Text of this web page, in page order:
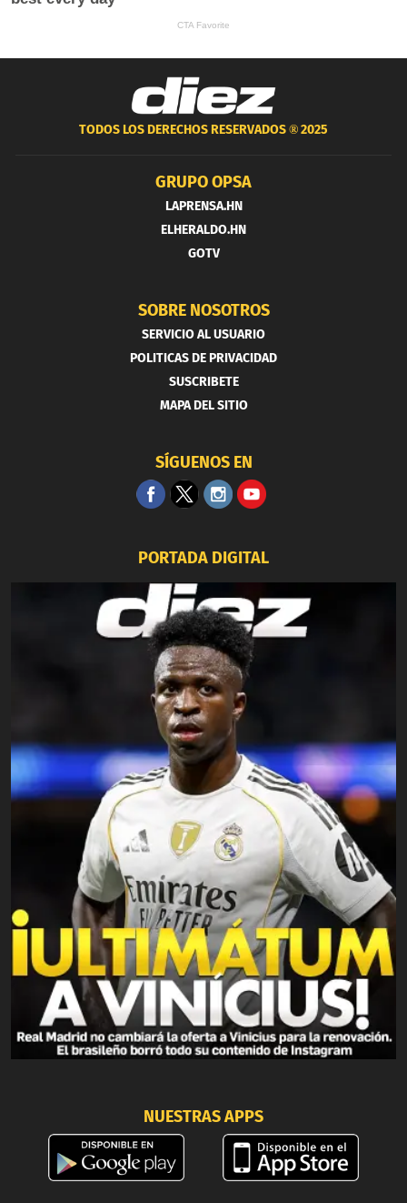
TODOS LOS DERECHOS RESERVADOS ®2025
GRUPO OPSA
LAPRENSA.HN
ELHERALDO.HN
GOTV
SOBRE NOSOTROS
SERVICIO AL USUARIO
POLITICAS DE PRIVACIDAD
SUSCRIBETE
MAPA DEL SITIO
SÍGUENOS EN
PORTADA DIGITAL
NUESTRAS APPS